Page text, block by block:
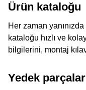
Ürün kataloğu
Her zaman
kataloğu hızlı ve
bilgilerini, montaj
Yedek parçalar